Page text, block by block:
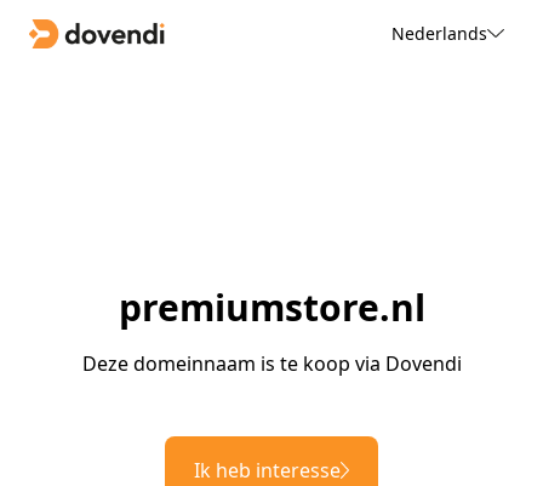
Nederlands
premiumstore.nl
Deze domeinnaam is te koop via Dovendi
Ik heb interesse